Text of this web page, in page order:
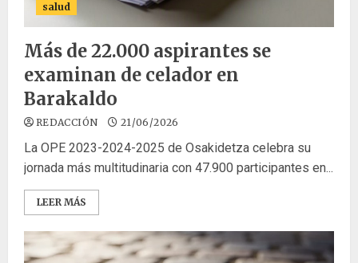
salud
Más de 22.000 aspirantes se
examinan de celador en
Barakaldo
REDACCIÓN 21/06/2026
La OPE 2023-2024-2025 de Osakidetza celebra su
jornada más multitudinaria con 47.900 participantes en...
LEER MÁS